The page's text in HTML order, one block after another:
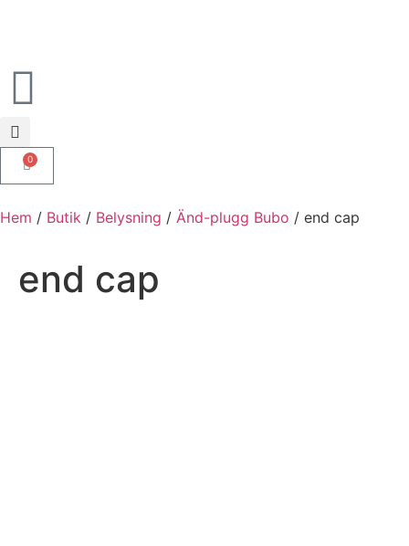
0
Hem / Butik / Belysning / Änd-plugg Bubo / end cap
end cap